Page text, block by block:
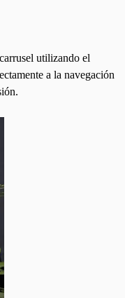
utilizando el
a la navegación